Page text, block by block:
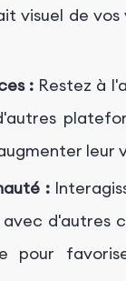
visuel de
:Restez à
:
pour